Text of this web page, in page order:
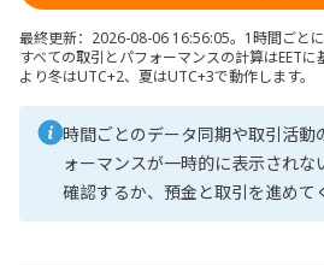
最終更新：2026-08-06 16:56:05。1時間ごとに
すべての取引とパフォーマンスの計算はEET
より冬はUTC+2、夏はUTC+3で動作します。
時間ごとのデータ同期や取引活動
ォーマンスが一時的に表示されな
確認するか、預金と取引を進めて